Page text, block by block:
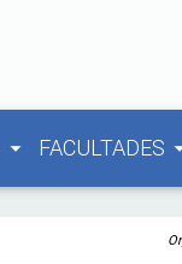
arrow_drop_down FACULTADES